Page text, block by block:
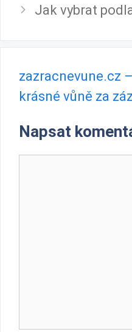
Jak vybrat
zazracnevune.cz
krásné vůně za
Napsat